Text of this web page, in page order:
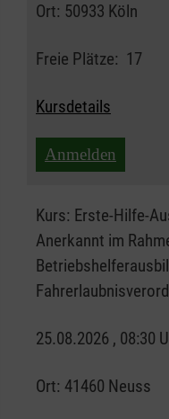
Ort: 50933 Köln
Freie Plätze: 17
Kursdetails
Anmelden
Kurs: Erste-Hilfe-
Anerkannt im
25.08.2026 , 08:30
Ort: 41460 Neuss